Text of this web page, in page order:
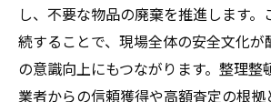
し、不要な物品の廃棄を推進します
続することで、現場全体の安全文化が
の意識向上にもつながります。整理整
業者からの信頼獲得や高額査定の根拠